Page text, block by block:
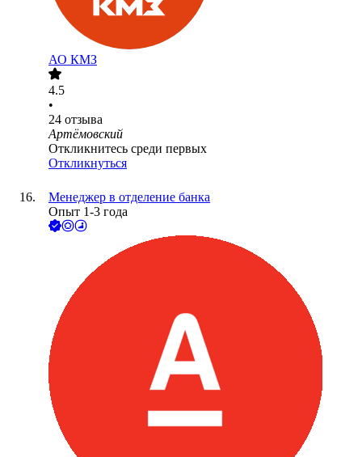
АО КМЗ
4.5
•
24 отзыва
Артёмовский
Откликнитесь среди первых
Откликнуться
Менеджер в отделение банка
Опыт 1-3 года